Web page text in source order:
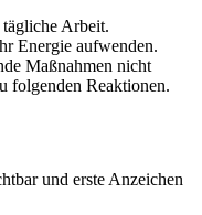
Arbeit.
Energie aufwenden.
Maßnahmen nicht
folgenden Reaktionen.
und erste Anzeichen